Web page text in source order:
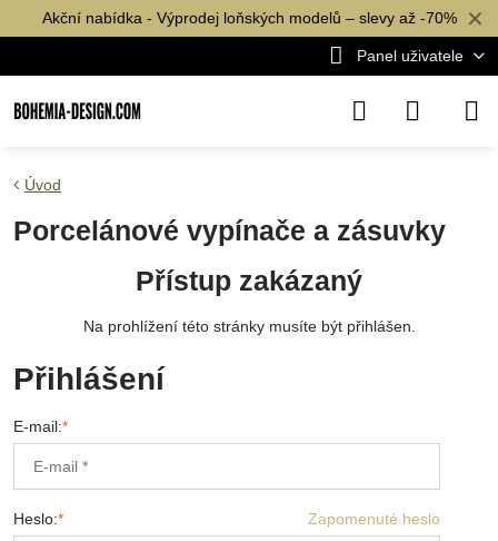
✕
Akční nabídka - Výprodej loňských modelů – slevy až -70%
Panel uživatele
Úvod
Porcelánové vypínače a zásuvky
Přístup zakázaný
Na prohlížení této stránky musíte být přihlášen.
Přihlášení
E-mail:*
Zapomenuté heslo
Heslo:*